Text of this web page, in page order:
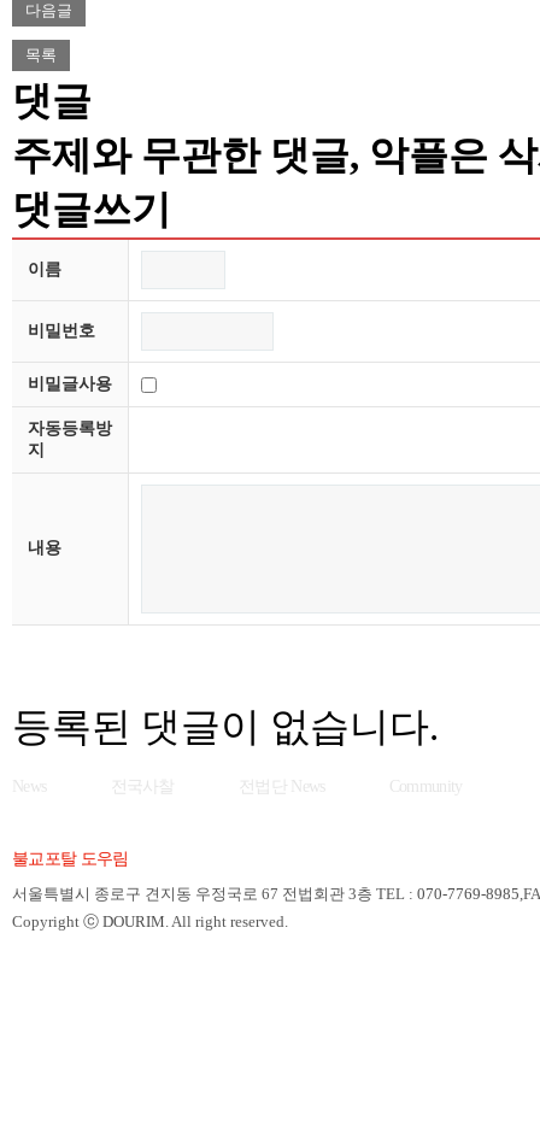
다음글
목록
댓글
주제와 무관한 댓글, 악플은
댓글쓰기
이름
비밀번호
비밀글사용
자동등록방
지
내용
등록된 댓글이 없습니다.
News 전국사찰 전법단 News Community
불교포탈 도우림
서울특별시 종로구 견지동 우정국로 67 전법회관 3층 TEL : 070-7769-8985
Copyright ⓒ DOURIM. All right reserved.